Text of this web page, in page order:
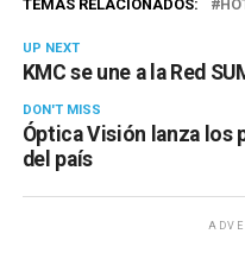
TEMAS RELACIONADOS:
UP NEXT
KMC se une a la Red
DON'T MISS
Óptica Visión lanza
del país